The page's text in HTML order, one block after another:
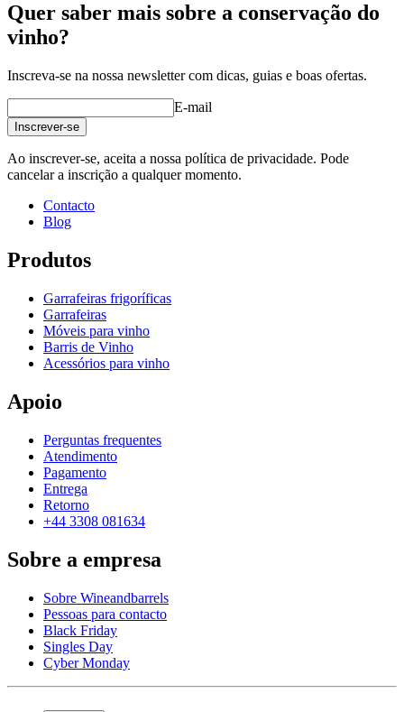
Quer saber mais sobre a conservação do
vinho?
Inscreva-se na nossa newsletter com dicas, guias e boas ofertas.
E-mail
Inscrever-se
Ao inscrever-se, aceita a nossa política de privacidade. Pode
cancelar a inscrição a qualquer momento.
Contacto
Blog
Produtos
Garrafeiras frigoríficas
Garrafeiras
Móveis para vinho
Barris de Vinho
Acessórios para vinho
Apoio
Perguntas frequentes
Atendimento
Pagamento
Entrega
Retorno
+44 3308 081634
Sobre a empresa
Sobre Wineandbarrels
Pessoas para contacto
Black Friday
Singles Day
Cyber Monday